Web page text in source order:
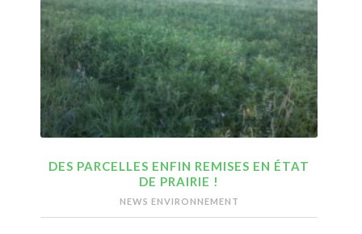
DES PARCELLES ENFIN REMISES EN ÉTAT
DE PRAIRIE !
NEWS ENVIRONNEMENT